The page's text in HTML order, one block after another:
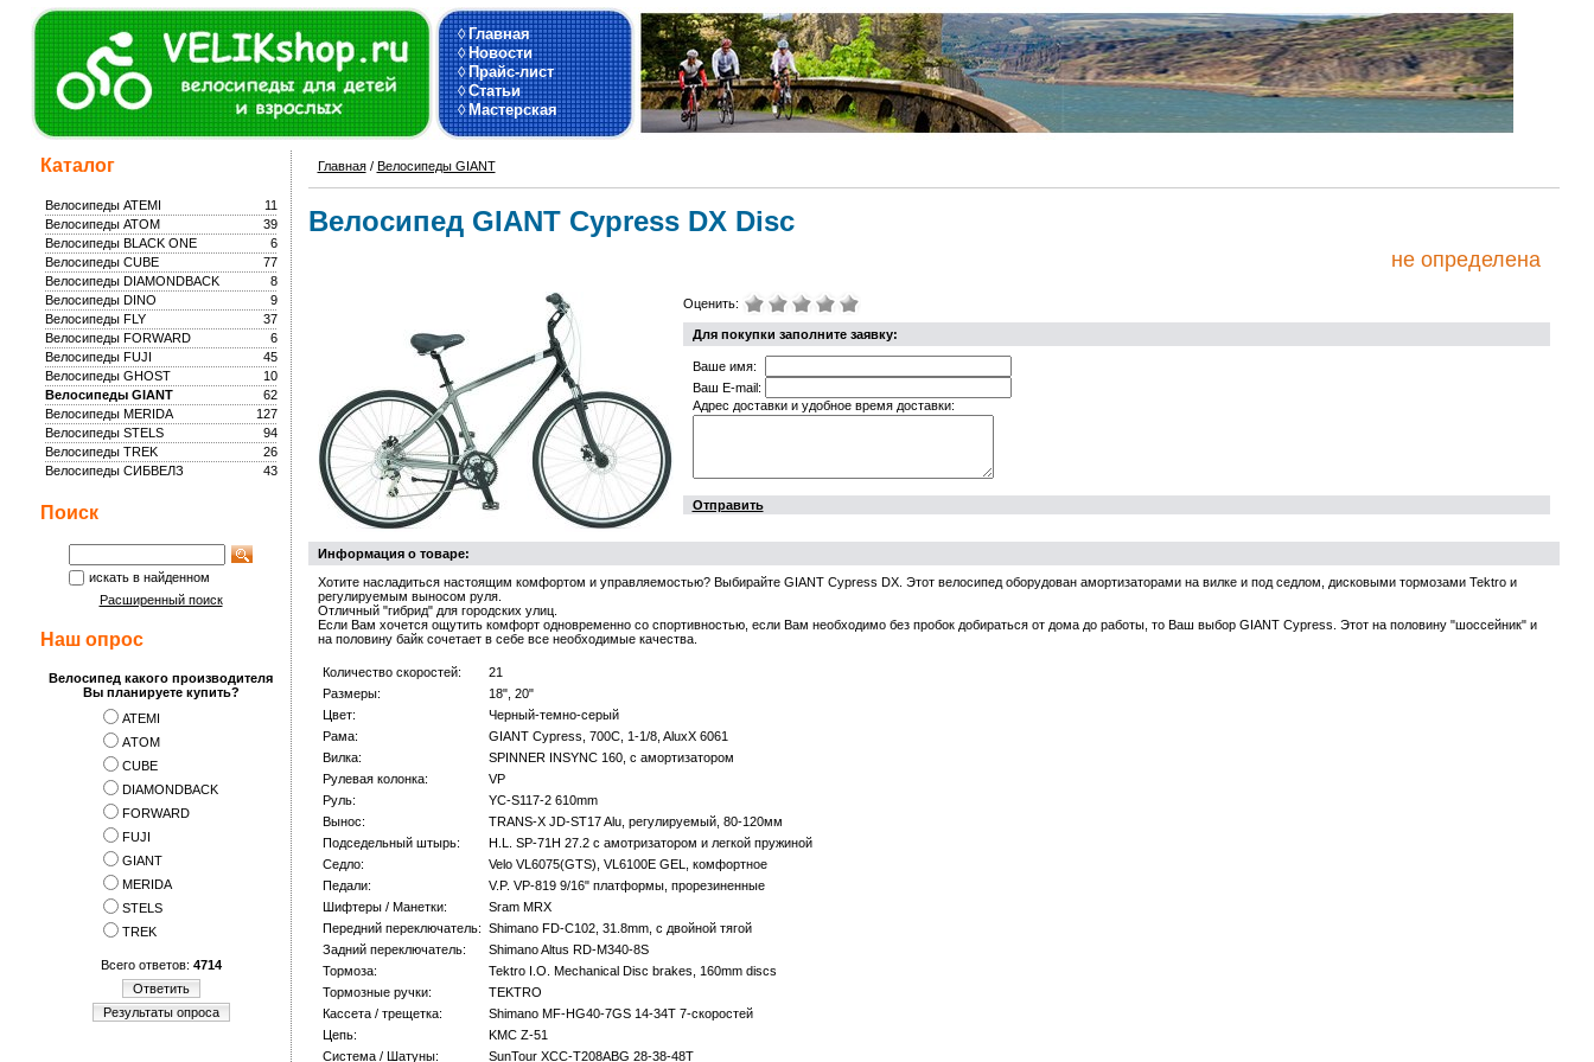
◊Главная
◊Новости
◊Прайс-лист
◊Статьи
◊Мастерская
Каталог
11
Велосипеды ATEMI
39
Велосипеды ATOM
6
Велосипеды BLACK ONE
77
Велосипеды CUBE
8
Велосипеды DIAMONDBACK
9
Велосипеды DINO
37
Велосипеды FLY
6
Велосипеды FORWARD
45
Велосипеды FUJI
10
Велосипеды GHOST
62
Велосипеды GIANT
127
Велосипеды MERIDA
94
Велосипеды STELS
26
Велосипеды TREK
43
Велосипеды СИБВЕЛЗ
Поиск
искать в найденном
Расширенный поиск
Наш опрос
Велосипед какого производителя
Вы планируете купить?
ATEMI
АTOM
CUBE
DIAMONDBACK
FORWARD
FUJI
GIANT
MERIDA
STELS
TREK
Всего ответов: 4714
Ответить
Результаты опроса
Главная/ Велосипеды GIANT
Велосипед GIANT Cypress DX Disc
не определена
Оценить:
Для покупки заполните заявку:
Ваше имя:
Ваш E-mail:
Адрес доставки и удобное время доставки:
Отправить
Информация о товаре:
Хотите насладиться настоящим комфортом и управляемостью? Выбирайте GIANT Cypress DX. Этот велосипед оборудован амортизаторами на вилке и под седлом, дисковыми тормозами Tektro и
регулируемым выносом руля.
Отличный "гибрид" для городских улиц.
Если Вам хочется ощутить комфорт одновременно со спортивностью, если Вам необходимо без пробок добираться от дома до работы, то Ваш выбор GIANT Cypress. Этот на половину "шоссейник" и
на половину байк сочетает в себе все необходимые качества.
Количество скоростей:
21
Размеры:
18", 20"
Цвет:
Черный-темно-серый
Рама:
GIANT Cypress, 700C, 1-1/8, AluxX 6061
Вилка:
SPINNER INSYNC 160, с амортизатором
Рулевая колонка:
VP
Руль:
YC-S117-2 610mm
Вынос:
TRANS-X JD-ST17 Alu, регулируемый, 80-120мм
Подседельный штырь:
H.L. SP-71H 27.2 с амотризатором и легкой пружиной
Седло:
Velo VL6075(GTS), VL6100E GEL, комфортное
Педали:
V.P. VP-819 9/16" платформы, прорезиненные
Шифтеры / Манетки:
Sram MRX
Передний переключатель: Shimano FD-C102, 31.8mm, с двойной тягой
Задний переключатель:
Shimano Altus RD-M340-8S
Тормоза:
Tektro I.O. Mechanical Disc brakes, 160mm discs
Тормозные ручки:
TEKTRO
Кассета / трещетка:
Shimano MF-HG40-7GS 14-34T 7-скоростей
Цепь:
KMC Z-51
Система / Шатуны:
SunTour XCC-T208ABG 28-38-48T